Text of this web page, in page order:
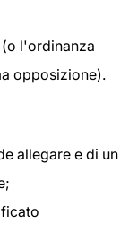
l'ordinanza
opposizione).
allegare e di un